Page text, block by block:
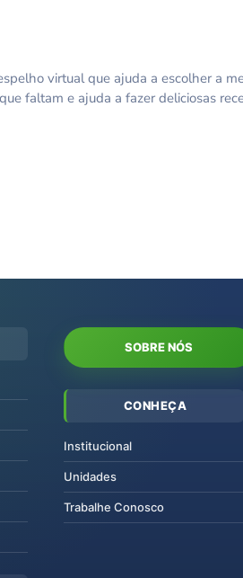
virtual que ajuda a escolher a
faltam e ajuda a fazer deliciosas
SOBRE NÓS
CONHEÇA
Institucional
Unidades
Trabalhe Conosco